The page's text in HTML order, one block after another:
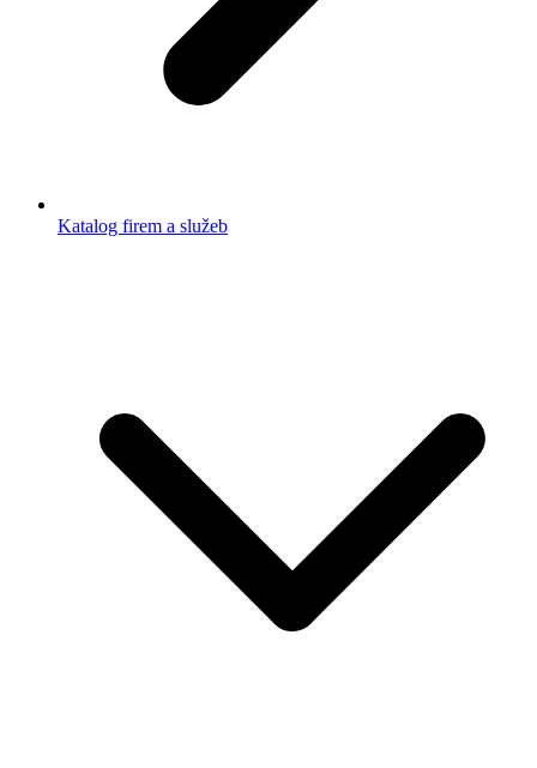
Katalog firem a služeb